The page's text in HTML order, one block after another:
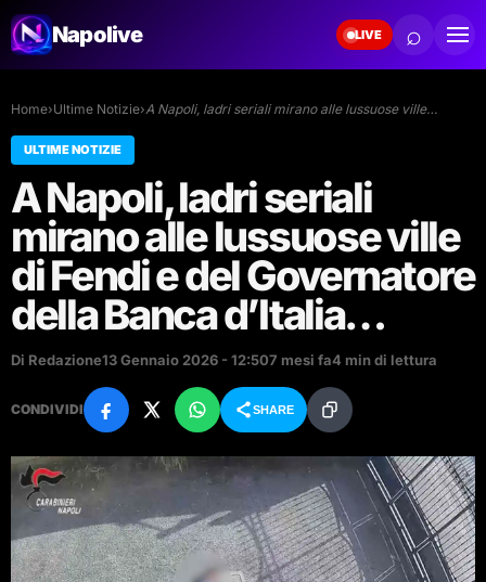
Napolive LIVE ⌕
Home›Ultime Notizie›A Napoli, ladri seriali mirano alle lussuose ville…
ULTIME NOTIZIE
A Napoli, ladri seriali
mirano alle lussuose ville
di Fendi e del Governatore
della Banca d’Italia…
Di Redazione13 Gennaio 2026 - 12:507 mesi fa4 min di lettura
CONDIVIDI SHARE